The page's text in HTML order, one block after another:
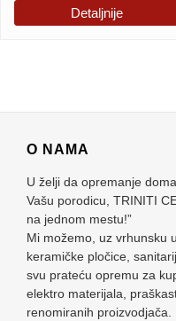
Detaljnije
O NAMA
U želji da opremanje
Vašu porodicu, TRINITI
na jednom mestu!”
Mi možemo, uz vrhunsku
keramičke pločice,
svu prateću opremu za
elektro materijala,
renomiranih proizvodjača.